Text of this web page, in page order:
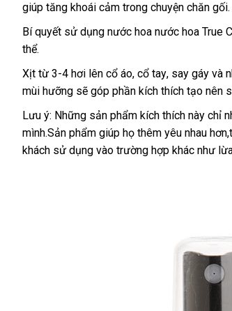
trợ
kiện
giúp tăng khoái cảm trong chuyện chăn gối.
Bí quyết sử dụng nước hoa nước hoa True
thểđặt
hàng
.
Xịt từ 3-4 hơi lên cổ áolừa
đảo
, cổ taydễ
dàng
, say gáy và
mùi hưỡng xuất
khẩu
sẽ góp phần kích thích tạo nên
Lưu ý: phụ
kiện
Những sản phẩm kích thích này chỉ
mình.Sản phẩm giúp họ thêm yêu nhau
khách sử dụng vào trường hợp khác như